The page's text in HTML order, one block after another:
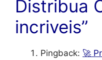
Distribua
incriveis”
Pingback: 🚀